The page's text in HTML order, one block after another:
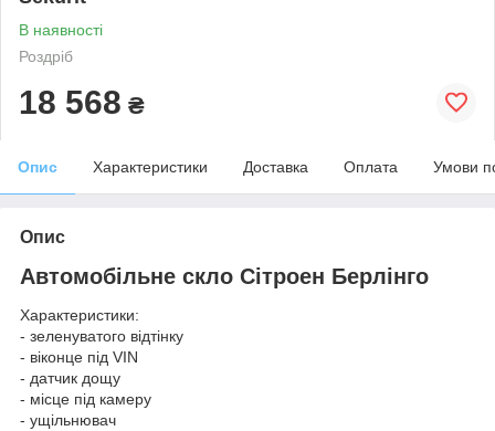
В наявності
Роздріб
18 568 ₴
Опис Характеристики Доставка Оплата Умови
Опис
Автомобільне скло Сітроен Берлінго
Характеристики:
- зеленуватого відтінку
- віконце під VIN
- датчик дощу
- місце під камеру
- ущільнювач